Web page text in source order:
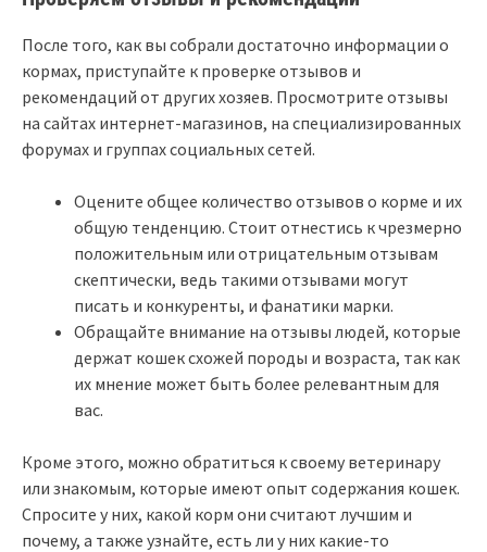
После того, как вы собрали достаточно информации о
кормах, приступайте к проверке отзывов и
рекомендаций от других хозяев. Просмотрите отзывы
на сайтах интернет-магазинов, на специализированных
форумах и группах социальных сетей.
Оцените общее количество отзывов о корме и их
общую тенденцию. Стоит отнестись к чрезмерно
положительным или отрицательным отзывам
скептически, ведь такими отзывами могут
писать и конкуренты, и фанатики марки.
Обращайте внимание на отзывы людей, которые
держат кошек схожей породы и возраста, так как
их мнение может быть более релевантным для
вас.
Кроме этого, можно обратиться к своему ветеринару
или знакомым, которые имеют опыт содержания кошек.
Спросите у них, какой корм они считают лучшим и
почему, а также узнайте, есть ли у них какие-то